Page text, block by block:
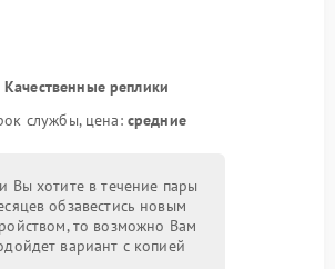
Качественные реплики
службы, цена: средние
Вы хотите в течение пары
обзавестись новым
то возможно Вам
вариант с копией